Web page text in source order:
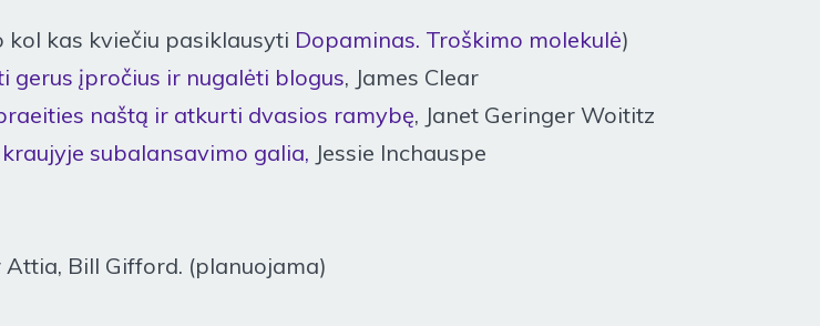
kol kas kviečiu pasiklausyti Dopaminas. Troškimo molekulė)
gerus įpročius ir nugalėti blogus, James Clear
naštą ir atkurti dvasios ramybę, Janet Geringer Woititz
subalansavimo galia, Jessie Inchauspe
Bill Gifford. (planuojama)